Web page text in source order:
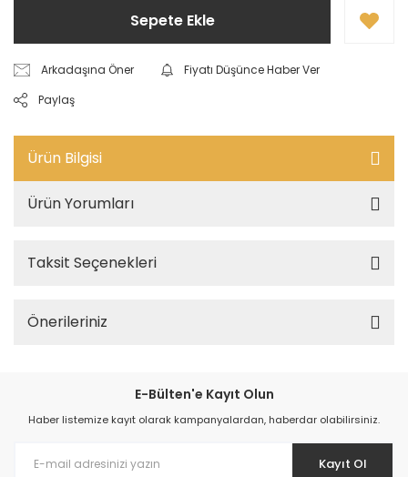
Sepete Ekle
Arkadaşına Öner
Fiyatı Düşünce Haber Ver
Paylaş
Ürün Bilgisi
Ürün Yorumları
Taksit Seçenekleri
Önerileriniz
E-Bülten'e Kayıt Olun
Haber listemize kayıt olarak kampanyalardan, haberdar olabilirsiniz.
Kayıt Ol